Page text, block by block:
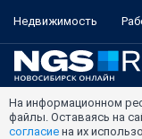
Недвижимость
На информационном
файлы. Оставаясь на
согласие на их